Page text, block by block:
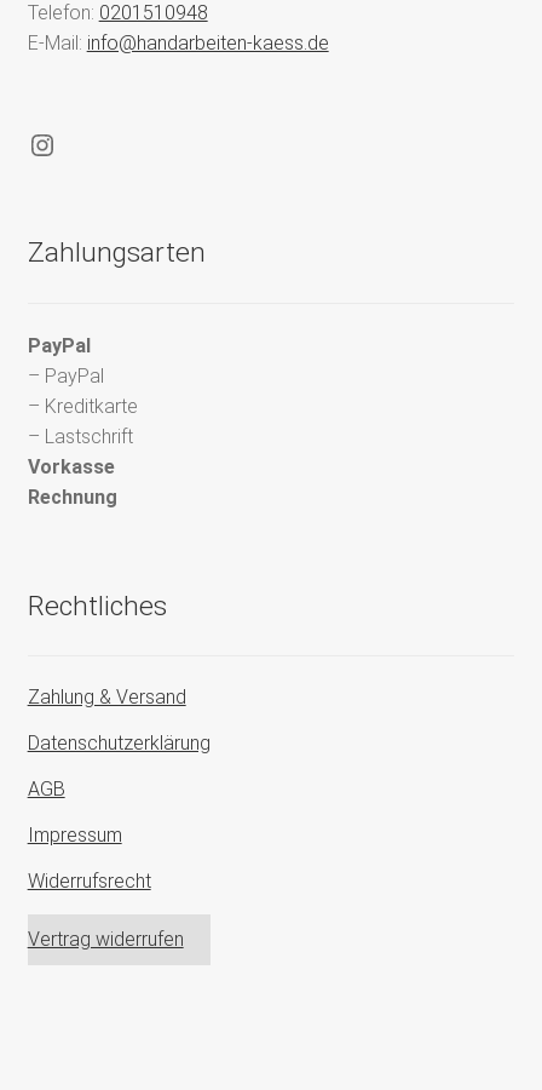
Telefon: 0201510948
E-Mail: info@handarbeiten-kaess.de
Instagram
Zahlungsarten
PayPal
– PayPal
– Kreditkarte
– Lastschrift
Vorkasse
Rechnung
Rechtliches
Zahlung & Versand
Datenschutzerklärung
AGB
Impressum
Widerrufsrecht
Vertrag widerrufen